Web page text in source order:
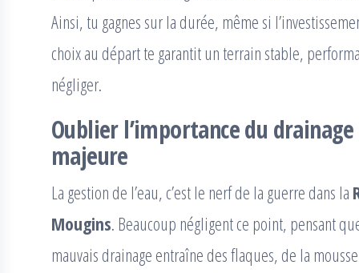
Ainsi, tu gagnes sur la durée, même si
choix au départ te garantit un terrain stable,
négliger.
Oublier l’importance du
majeure
La gestion de l’eau, c’est le nerf de la guerre dans la
Mougins. Beaucoup négligent ce point, pensant
mauvais drainage entraîne des flaques, de la